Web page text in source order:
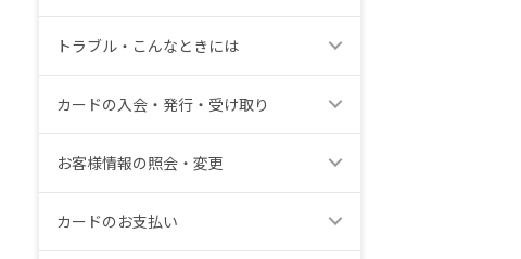
トラブル・こんなときには
カードの入会・発行・受け取り
お客様情報の照会・変更
カードのお支払い